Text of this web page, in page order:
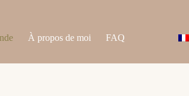
À propos de moi FAQ